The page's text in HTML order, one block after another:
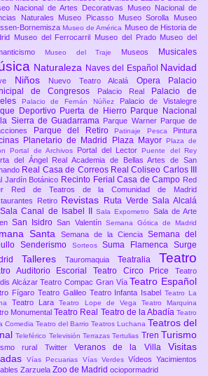
Nacional de Artes Decorativas Museo Nacional de
Naturales Museo Picasso Museo Sorolla Museo
BornemiszaMuseo de América Museo de Historia de
Museo del Ferrocarril Museo del Prado Museo del
Museo del Traje Museos Musicales
Naturaleza Naves del Español Navidad
Niños Nuevo Teatro Alcalá Opera
Palacio
de Congresos
Palacio Real
Palacio de
Palacio de Fernán Núñez Palacio de Vistalegre
Deportivo Puerta de Hierro Parque Nacional
Sierra de Guadarrama Parque Warner Parque de
Parque del Retiro Patinaje Pesca Pintura
Planetario de Madrid Plaza Mayor
Plaza de
Portal de Archivos Portal del LectorPuente del Rey
del Ángel
Real Academia de Bellas Artes de San
Real Casa de Correos Real Coliseo Carlos III
Jardín Botánico Recinto Ferial Casa de Campo Red
Red de Teatros de la Comunidad de Madrid
Retiro Revistas Ruta VerdeSala Alcalá
Sala Canal de Isabel IISala Expometro Sala de Arte
San IsidroSan Valentín Semana Gótica de Madrid
Santa Semana de la Ciencia Semana del
Senderismo SorteosSuma FlamencaSurge
Talleres Tauromaquia Teatralia Teatro
Auditorio Escorial Teatro Circo Price Teatro
AlcázarTeatro Compac Gran Vía Teatro Español
Fígaro Teatro Galileo Teatro Infanta IsabelTeatro La
Teatro LaraTeatro Lope de Vega Teatro Marquina
Monumental Teatro Real Teatro de la Abadía Teatro
Comedia Teatro del Barrio Teatros Luchana Teatros del
Teleférico TelevisiónTerrazasTertulias Tren Turismo
rural Twitter Veranos de la VillaVisitas
Vías Pecuarias Vías Verdes VídeosYacimientos
Zarzuela Zoo de Madrid ociopormadrid